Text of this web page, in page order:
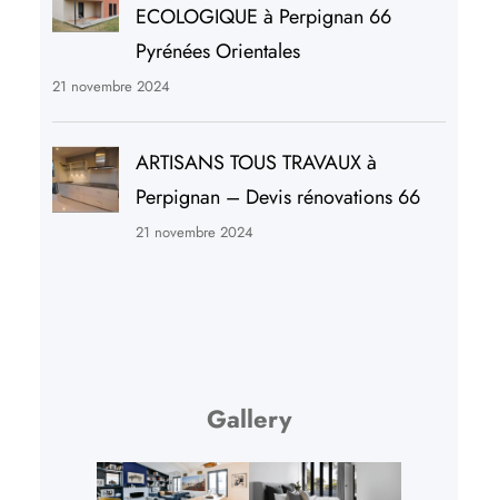
ECOLOGIQUE à Perpignan 66
Pyrénées Orientales
21 novembre 2024
ARTISANS TOUS TRAVAUX à
Perpignan – Devis rénovations 66
21 novembre 2024
Gallery